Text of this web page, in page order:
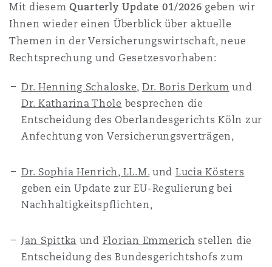
Specialty
伦多
哥华
盛顿
兰
尼克
卡斯尔
Mit diesemQuarterly Update 01/2026 geben wir
Ihnen wieder einen Überblick über aktuelle
Themen in der Versicherungswirtschaft, neue
Rechtsprechung und Gesetzesvorhaben:
Dr. Henning Schaloske, Dr. Boris Derkum und
Dr. Katharina Thole besprechen die
Entscheidung des Oberlandesgerichts Köln zur
Anfechtung von Versicherungsverträgen,
Dr. Sophia Henrich, LL.M. und Lucia Kösters
geben ein Update zur EU-Regulierung bei
Nachhaltigkeitspflichten,
Jan Spittka und Florian Emmerich stellen die
Entscheidung des Bundesgerichtshofs zum